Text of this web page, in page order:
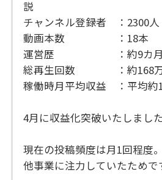
説
チャンネル登録者 ：2300人
動画本数 ：18本
運営歴 ：約9カ月
総再生回数 ：約168
稼働時月平均収益 ：平均
4月に収益化突破いたしました
現在の投稿頻度は月1回程度。
他事業に注力していたためで